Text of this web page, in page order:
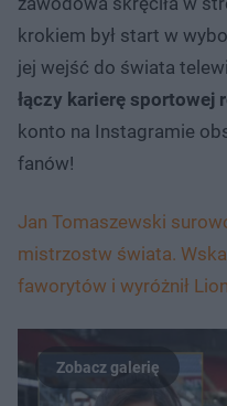
krokiem był start w
jej wejść do świata
łączy karierę
konto na Instagramie
fanów!
Jan Tomaszewski
mistrzostw świata.
faworytów i wyróżnił